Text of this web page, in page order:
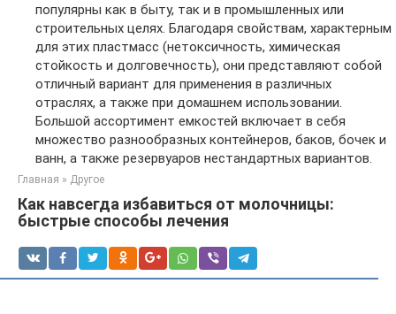
популярны как в быту, так и в промышленных или
строительных целях. Благодаря свойствам, характерным
для этих пластмасс (нетоксичность, химическая
стойкость и долговечность), они представляют собой
отличный вариант для применения в различных
отраслях, а также при домашнем использовании.
Большой ассортимент емкостей включает в себя
множество разнообразных контейнеров, баков, бочек и
ванн, а также резервуаров нестандартных вариантов.
Главная » Другое
Как навсегда избавиться от молочницы:
быстрые способы лечения